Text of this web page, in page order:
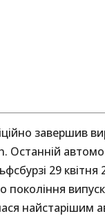
завершив
Останній
29 квітня
покоління
найстарішим